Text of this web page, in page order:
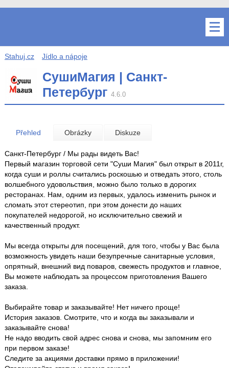
Stahuj.cz Jídlo a nápoje
СушиМагия | Санкт-
Петербург 4.6.0
Přehled Obrázky Diskuze
Санкт-Петербург / Мы рады видеть Вас!
Первый магазин торговой сети "Суши Магия" был открыт в 2011г,
когда суши и роллы считались роскошью и отведать этого, столь
волшебного удовольствия, можно было только в дорогих
ресторанах. Нам, одним из первых, удалось изменить рынок и
сломать этот стереотип, при этом донести до наших
покупателей недорогой, но исключительно свежий и
качественный продукт.
Мы всегда открыты для посещений, для того, чтобы у Вас была
возможность увидеть наши безупречные санитарные условия,
опрятный, внешний вид поваров, свежесть продуктов и главное,
Вы можете наблюдать за процессом приготовления Вашего
заказа.
Выбирайте товар и заказывайте! Нет ничего проще!
История заказов. Смотрите, что и когда вы заказывали и
заказывайте снова!
Не надо вводить свой адрес снова и снова, мы запомним его
при первом заказе!
Следите за акциями доставки прямо в приложении!